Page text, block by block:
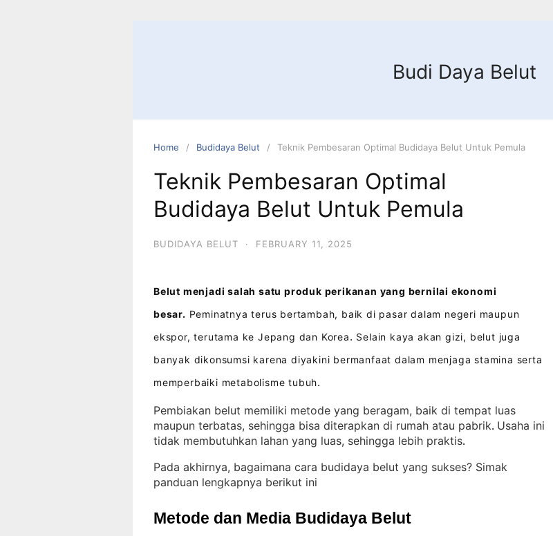
Budi Daya Belut
Home Budidaya Belut Teknik Pembesaran Optimal Budidaya Belut Untuk Pemula
Teknik Pembesaran Optimal
Budidaya Belut Untuk Pemula
BUDIDAYA BELUT · FEBRUARY 11, 2025
Belut menjadi salah satu produk perikanan yang bernilai ekonomi
besar. Peminatnya terus bertambah, baik di pasar dalam negeri maupun
ekspor, terutama ke Jepang dan Korea. Selain kaya akan gizi, belut juga
banyak dikonsumsi karena diyakini bermanfaat dalam menjaga stamina serta
memperbaiki metabolisme tubuh.
Pembiakan belut memiliki metode yang beragam, baik di tempat luas
maupun terbatas, sehingga bisa diterapkan di rumah atau pabrik. Usaha ini
tidak membutuhkan lahan yang luas, sehingga lebih praktis.
Pada akhirnya, bagaimana cara budidaya belut yang sukses? Simak
panduan lengkapnya berikut ini
Metode dan Media Budidaya Belut